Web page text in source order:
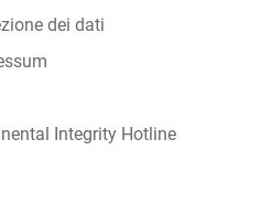
dei dati
Integrity Hotline